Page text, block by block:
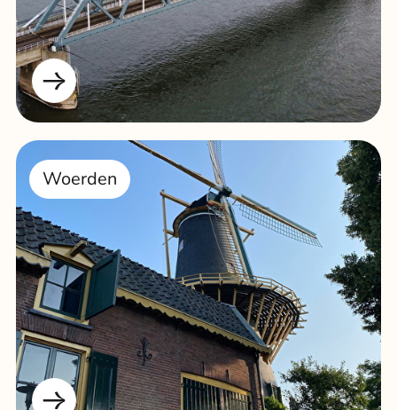
Woerden